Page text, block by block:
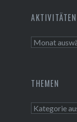
AKTIVITÄTEN
Aktivitäten
THEMEN
Themen